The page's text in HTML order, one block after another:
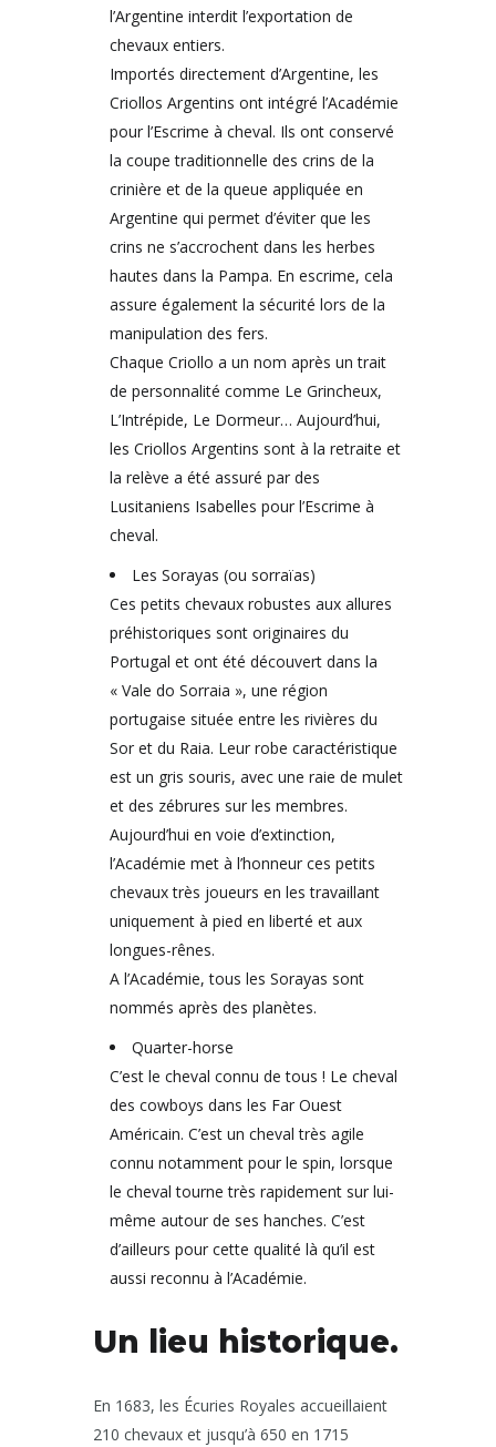
l’Argentine interdit l’exportation de
chevaux entiers.
Importés directement d’Argentine, les
Criollos Argentins ont intégré l’Académie
pour l’Escrime à cheval. Ils ont conservé
la coupe traditionnelle des crins de la
crinière et de la queue appliquée en
Argentine qui permet d’éviter que les
crins ne s’accrochent dans les herbes
hautes dans la Pampa. En escrime, cela
assure également la sécurité lors de la
manipulation des fers.
Chaque Criollo a un nom après un trait
de personnalité comme Le Grincheux,
L’Intrépide, Le Dormeur… Aujourd’hui,
les Criollos Argentins sont à la retraite et
la relève a été assuré par des
Lusitaniens Isabelles pour l’Escrime à
cheval.
Les Sorayas (ou sorraïas)
Ces petits chevaux robustes aux allures
préhistoriques sont originaires du
Portugal et ont été découvert dans la
« Vale do Sorraia », une région
portugaise située entre les rivières du
Sor et du Raia. Leur robe caractéristique
est un gris souris, avec une raie de mulet
et des zébrures sur les membres.
Aujourd’hui en voie d’extinction,
l’Académie met à l’honneur ces petits
chevaux très joueurs en les travaillant
uniquement à pied en liberté et aux
longues-rênes.
A l’Académie, tous les Sorayas sont
nommés après des planètes.
Quarter-horse
C’est le cheval connu de tous ! Le cheval
des cowboys dans les Far Ouest
Américain. C’est un cheval très agile
connu notamment pour le spin, lorsque
le cheval tourne très rapidement sur lui-
même autour de ses hanches. C’est
d’ailleurs pour cette qualité là qu’il est
aussi reconnu à l’Académie.
Un lieu historique.
En 1683, les Écuries Royales accueillaient
210 chevaux et jusqu’à 650 en 1715